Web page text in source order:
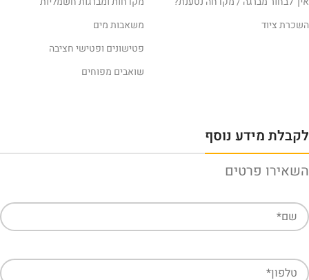
משאבות מים
פטישונים ופטישי חציבה
שואבים מפוחים
השכרת ציוד
לקבלת מידע נוסף
השאירו פרטים